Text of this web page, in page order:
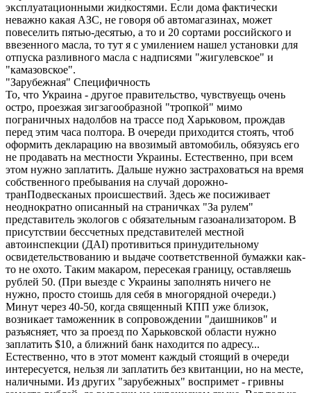
эксплуатационными жидкостями. Если дома фактически
неважно какая АЗС, не говоря об автомагазинах, может
повеселить пятью-десятью, а то и 20 сортами российского и
ввезенного масла, то тут я с умилением нашел установки для
отпуска разливного масла с надписями "жигулевское" и
"камазовское".
"Зарубежная" Специфичность
То, что Украина - другое правительство, чувствуещь очень
остро, проезжая зигзагообразной "тропкой" мимо
пограничных надолбов на трассе под Харьковом, прождав
перед этим часа полтора. В очереди приходится стоять, чтоб
оформить декларацию на ввозимый автомобиль, обязуясь его
не продавать на местности Украины. Естественно, при всем
этом нужно заплатить. Дальше нужно застраховаться на время
собственного пребывания на случай дорожно-
транПодвесканых происшествий. Здесь же посиживает
неоднократно описанный на страничках "За рулем"
представитель экологов с обязательным газоанализатором. В
присутствии бессчетных представителей местной
автоинспекции (ДAI) противиться принудительному
освидетельствованию и выдаче соответственной бумажки как-
то не охото. Таким макаром, пересекая границу, оставляешь
рублей 50. (При выезде с Украины заполнять ничего не
нужно, просто стоишь для себя в многорядной очереди.)
Минут через 40-50, когда священный КПП уже близок,
возникает таможенник в сопровождении "даишников" и
разъясняет, что за проезд по Харьковской области нужно
заплатить $10, а ближний банк находится по адресу...
Естественно, что в этот момент каждый стоящий в очереди
интересуется, нельзя ли заплатить без квитанции, но на месте,
наличными. Из других "зарубежных" воспримет - гривны